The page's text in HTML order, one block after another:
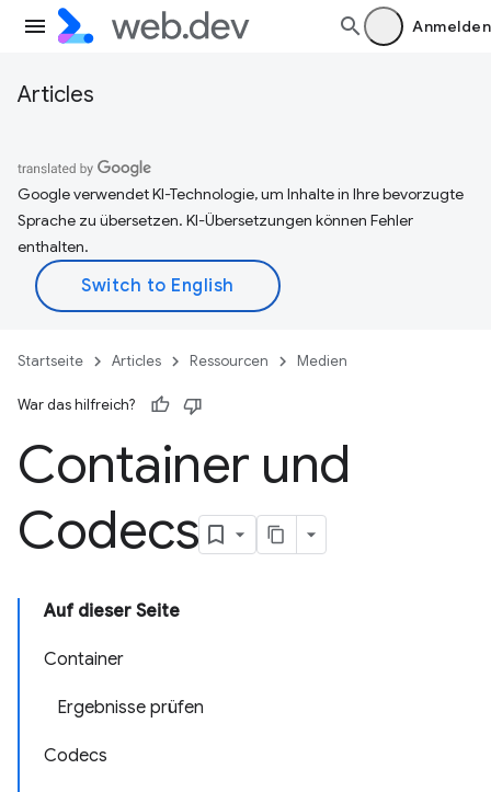
Anmelden
Articles
Google verwendet KI-Technologie, um Inhalte in Ihre bevorzugte
Sprache zu übersetzen. KI-Übersetzungen können Fehler
enthalten.
Startseite Articles Ressourcen Medien
War das hilfreich?
Container und
Codecs
Auf dieser Seite
Container
Ergebnisse prüfen
Codecs